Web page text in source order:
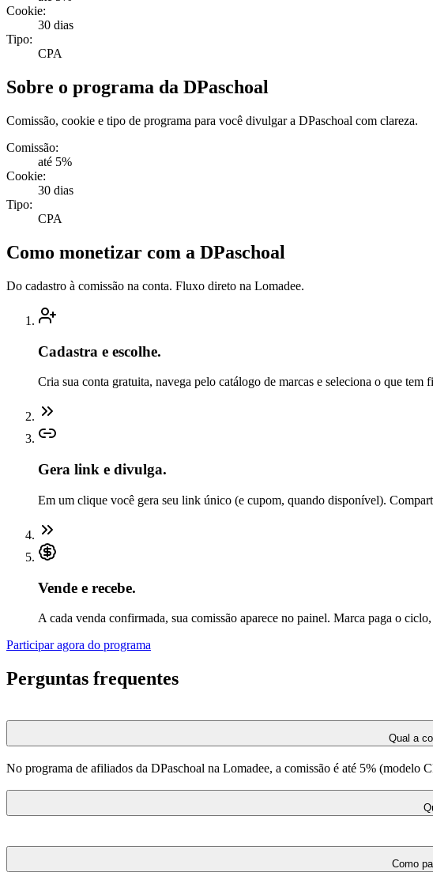
Cookie:
30 dias
Tipo:
CPA
Sobre o programa da DPaschoal
Comissão, cookie e tipo de programa para você divulgar a DPaschoal com clareza.
Comissão:
até 5%
Cookie:
30 dias
Tipo:
CPA
Como monetizar com a DPaschoal
Do cadastro à comissão na conta. Fluxo direto na Lomadee.
Cadastra e escolhe.
Cria sua conta gratuita, navega pelo catálogo de marcas e seleciona o que tem
Gera link e divulga.
Em um clique você gera seu link único (e cupom, quando disponível).
Vende e recebe.
A cada venda confirmada, sua comissão aparece no painel. Marca paga o
Participar agora do programa
Perguntas frequentes
Qual a
No programa de afiliados da DPaschoal na Lomadee, a comissão é até 5%
Como